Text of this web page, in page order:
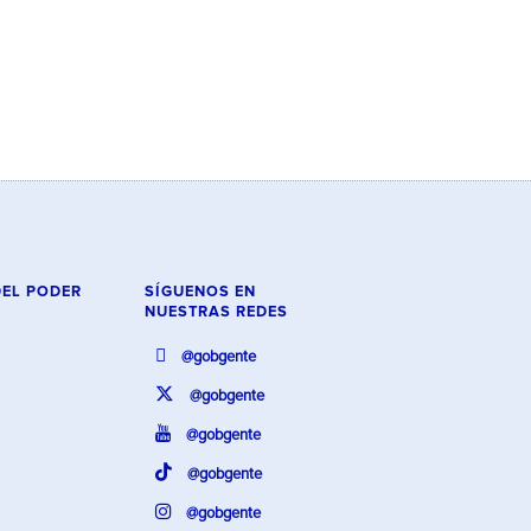
PODER
SÍGUENOS EN
NUESTRAS REDES
@gobgente
@gobgente
@gobgente
@gobgente
@gobgente